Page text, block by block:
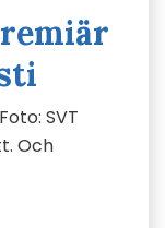
SVT
Och